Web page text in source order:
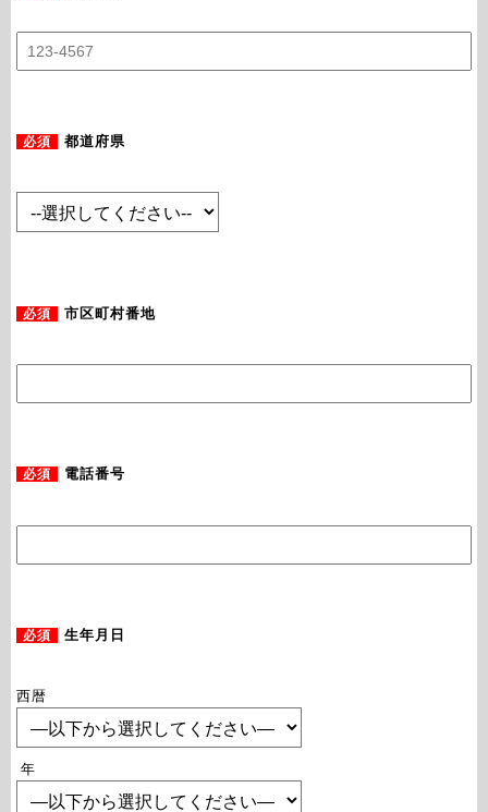
必須 都道府県
必須 市区町村番地
必須 電話番号
必須 生年月日
西暦
年